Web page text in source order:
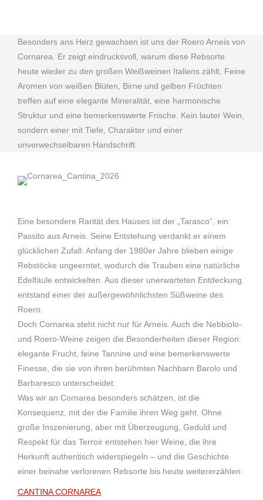
Besonders ans Herz gewachsen ist uns der Roero Arneis von
Cornarea. Er zeigt eindrucksvoll, warum diese Rebsorte
heute wieder zu den großen Weißweinen Italiens zählt. Feine
Aromen von weißen Blüten, Birne und gelben Früchten
treffen auf eine elegante Mineralität, eine harmonische
Struktur und eine bemerkenswerte Frische. Kein lauter Wein,
sondern einer mit Tiefe, Charakter und einer
unverwechselbaren Handschrift.
Eine besondere Rarität des Hauses ist der „Tarasco“, ein
Passito aus Arneis. Seine Entstehung verdankt er einem
glücklichen Zufall: Anfang der 1980er Jahre blieben einige
Rebstöcke ungeerntet, wodurch die Trauben eine natürliche
Edelfäule entwickelten. Aus dieser unerwarteten Entdeckung
entstand einer der außergewöhnlichsten Süßweine des
Roero.
Doch Cornarea steht nicht nur für Arneis. Auch die Nebbiolo-
und Roero-Weine zeigen die Besonderheiten dieser Region:
elegante Frucht, feine Tannine und eine bemerkenswerte
Finesse, die sie von ihren berühmten Nachbarn Barolo und
Barbaresco unterscheidet.
Was wir an Cornarea besonders schätzen, ist die
Konsequenz, mit der die Familie ihren Weg geht. Ohne
große Inszenierung, aber mit Überzeugung, Geduld und
Respekt für das Terroir entstehen hier Weine, die ihre
Herkunft authentisch widerspiegeln – und die Geschichte
einer beinahe verlorenen Rebsorte bis heute weitererzählen.
CANTINA CORNAREA